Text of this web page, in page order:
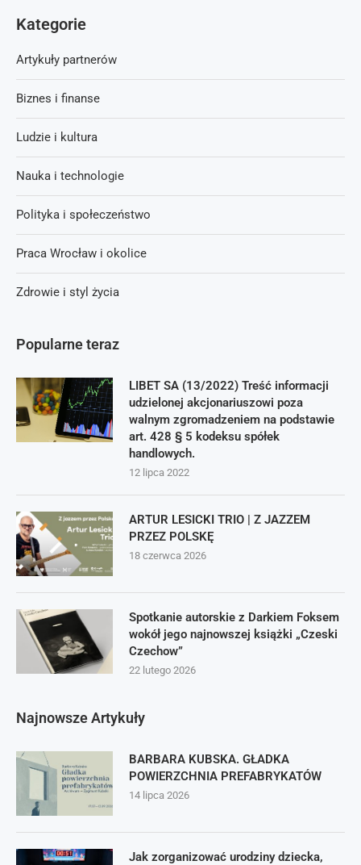
Popularne teraz
LIBET SA (13/2022) Treść informacji
udzielonej akcjonariuszowi poza
walnym zgromadzeniem na podstawie
art. 428 § 5 kodeksu spółek
handlowych.
12 lipca 2022
ARTUR LESICKI TRIO | Z JAZZEM
PRZEZ POLSKĘ
18 czerwca 2026
Spotkanie autorskie z Darkiem Foksem
wokół jego najnowszej książki „Czeski
Czechow”
22 lutego 2026
Najnowsze Artykuły
BARBARA KUBSKA. GŁADKA
POWIERZCHNIA PREFABRYKATÓW
14 lipca 2026
Jak zorganizować urodziny dziecka,
Kategorie
Artykuły partnerów
Biznes i finanse
Ludzie i kultura
Nauka i technologie
Polityka i społeczeństwo
Praca Wrocław i okolice
Zdrowie i styl życia